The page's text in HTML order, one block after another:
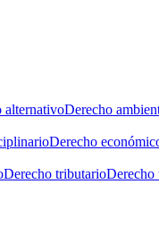
alternativoDerecho
Derecho
Derecho tributarioDerecho